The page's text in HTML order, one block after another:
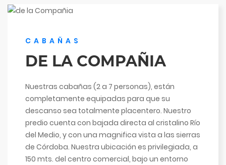
CABAÑAS
DE LA COMPAÑIA
Nuestras cabañas (2 a 7 personas), están
completamente equipadas para que su
descanso sea totalmente placentero. Nuestro
predio cuenta con bajada directa al cristalino Río
del Medio, y con una magnifica vista a las sierras
de Córdoba. Nuestra ubicación es privilegiada, a
150 mts. del centro comercial, bajo un entorno